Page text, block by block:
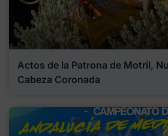
Actos de la Patrona de Motril,
Cabeza Coronada